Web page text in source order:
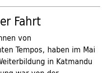
Fahrt
von
Tempos, haben im Mai
in Katmandu